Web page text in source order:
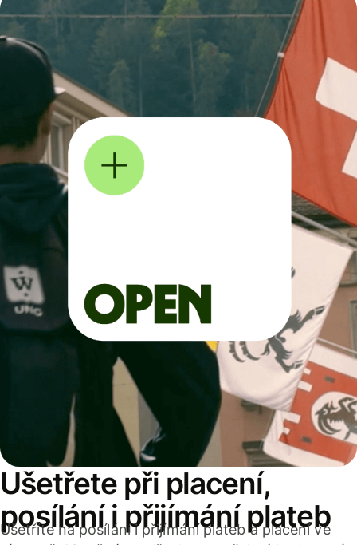
Ušetřete při placení,
posílání i přijímání plateb
Ušetříte na posílání i přijímání plateb a placení ve